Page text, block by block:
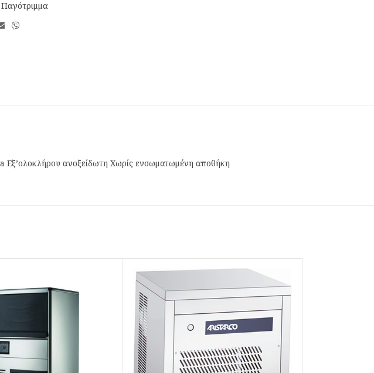
Παγότριμμα
ανοξείδωτη Χωρίς ενσωματωμένη αποθήκη